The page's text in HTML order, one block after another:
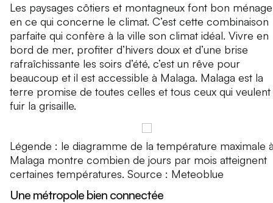
Les paysages côtiers et montagneux font bon ménage
en ce qui concerne le climat. C’est cette combinaison
parfaite qui confère à la ville son climat idéal. Vivre en
bord de mer, profiter d’hivers doux et d’une brise
rafraîchissante les soirs d’été, c’est un rêve pour
beaucoup et il est accessible à Malaga. Malaga est la
terre promise de toutes celles et tous ceux qui veulent
fuir la grisaille.
Légende : le diagramme de la température maximale
Malaga montre combien de jours par mois atteignent
certaines températures. Source : Meteoblue
Une métropole bien connectée